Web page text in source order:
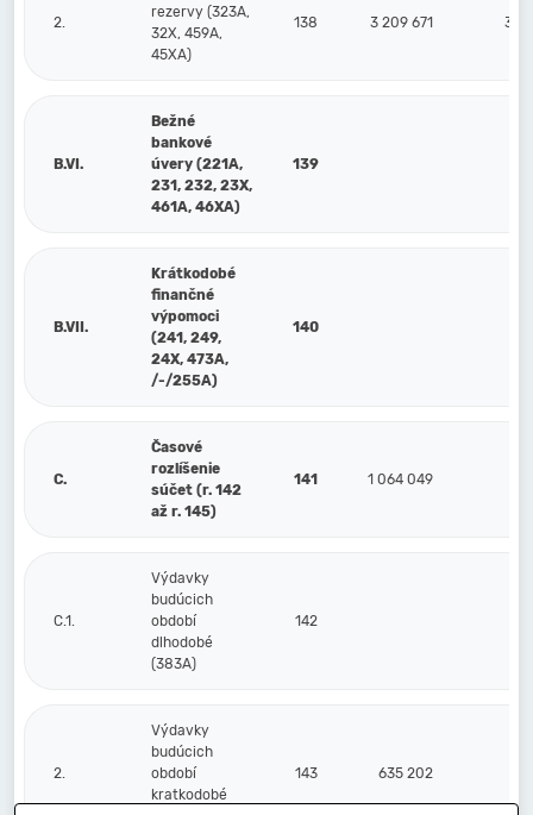
2.
rezervy (323A,
32X, 459A,
45XA)
138 3 209 671 3
B.VI.
Bežné
bankové
úvery (221A,
231, 232, 23X,
461A, 46XA)
139
B.VII.
Krátkodobé
finančné
výpomoci
(241, 249,
24X, 473A,
/-/255A)
140
C.
Časové
rozlíšenie
súčet (r. 142
až r. 145)
141 1 064 049
C.1.
Výdavky
budúcich
období
dlhodobé
(383A)
142
2.
Výdavky
budúcich
období
kratkodobé
143 635 202